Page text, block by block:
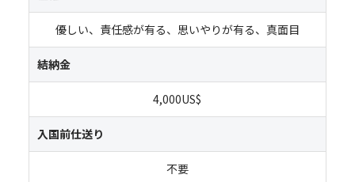
優しい、責任感が有る、思いやりが有る、真面目
結納金
4,000US$
入国前仕送り
不要